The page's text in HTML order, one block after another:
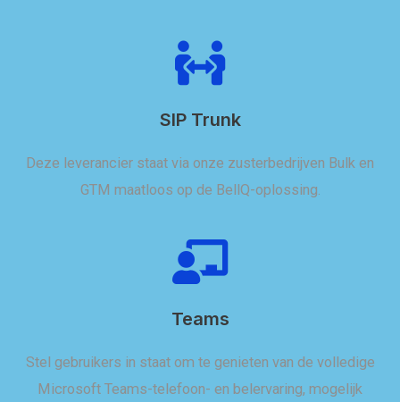
SIP Trunk
Deze leverancier staat via onze zusterbedrijven Bulk en
GTM maatloos op de BellQ-oplossing.
Teams
Stel gebruikers in staat om te genieten van de volledige
Microsoft Teams-telefoon- en belervaring, mogelijk